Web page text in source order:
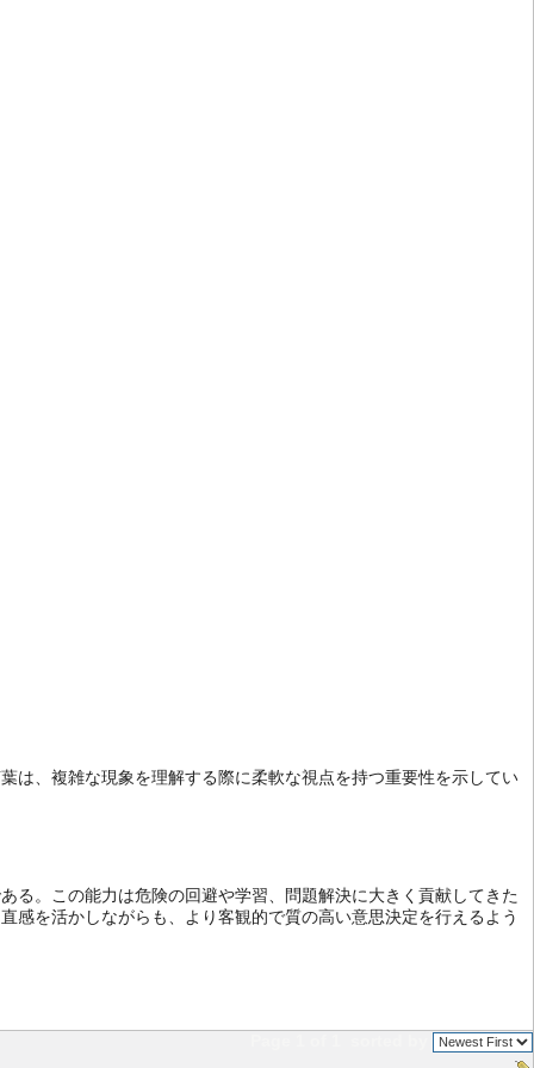
は、複雑な現象を理解する際に柔軟な視点を持つ重要性を示してい
る。この能力は危険の回避や学習、問題解決に大きく貢献してきた
感を活かしながらも、より客観的で質の高い意思決定を行えるよう